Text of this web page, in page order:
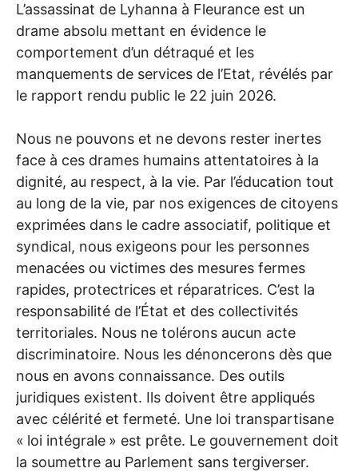
L’assassinat de Lyhanna à Fleurance est un
drame absolu mettant en évidence le
comportement d’un détraqué et les
manquements de services de l’Etat, révélés par
le rapport rendu public le 22 juin 2026.
Nous ne pouvons et ne devons rester inertes
face à ces drames humains attentatoires à la
dignité, au respect, à la vie. Par l’éducation tout
au long de la vie, par nos exigences de citoyens
exprimées dans le cadre associatif, politique et
syndical, nous exigeons pour les personnes
menacées ou victimes des mesures fermes
rapides, protectrices et réparatrices. C’est la
responsabilité de l’État et des collectivités
territoriales. Nous ne tolérons aucun acte
discriminatoire. Nous les dénoncerons dès que
nous en avons connaissance. Des outils
juridiques existent. Ils doivent être appliqués
avec célérité et fermeté. Une loi transpartisane
« loi intégrale » est prête. Le gouvernement doit
la soumettre au Parlement sans tergiverser.